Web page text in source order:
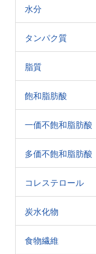
水分
タンパク質
脂質
飽和脂肪酸
一価不飽和脂肪酸
多価不飽和脂肪酸
コレステロール
炭水化物
食物繊維